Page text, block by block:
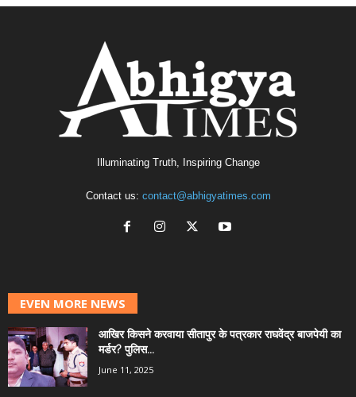
Illuminating Truth, Inspiring Change
Contact us: contact@abhigyatimes.com
EVEN MORE NEWS
आखिर किसने करवाया सीतापुर के पत्रकार राघवेंद्र बाजपेयी का
मर्डर? पुलिस...
June 11, 2025